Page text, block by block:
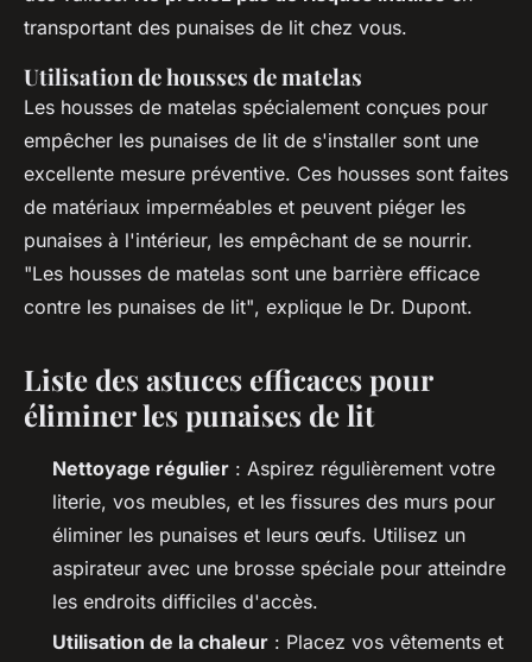
transportant des punaises de lit chez vous.
Utilisation de housses de matelas
Les housses de matelas spécialement conçues pour
empêcher les punaises de lit de s'installer sont une
excellente mesure préventive. Ces housses sont faites
de matériaux imperméables et peuvent piéger les
punaises à l'intérieur, les empêchant de se nourrir.
"Les housses de matelas sont une barrière efficace
contre les punaises de lit", explique le Dr. Dupont.
Liste des astuces efficaces pour
éliminer les punaises de lit
Nettoyage régulier : Aspirez régulièrement votre
literie, vos meubles, et les fissures des murs pour
éliminer les punaises et leurs œufs. Utilisez un
aspirateur avec une brosse spéciale pour atteindre
les endroits difficiles d'accès.
Utilisation de la chaleur : Placez vos vêtements et